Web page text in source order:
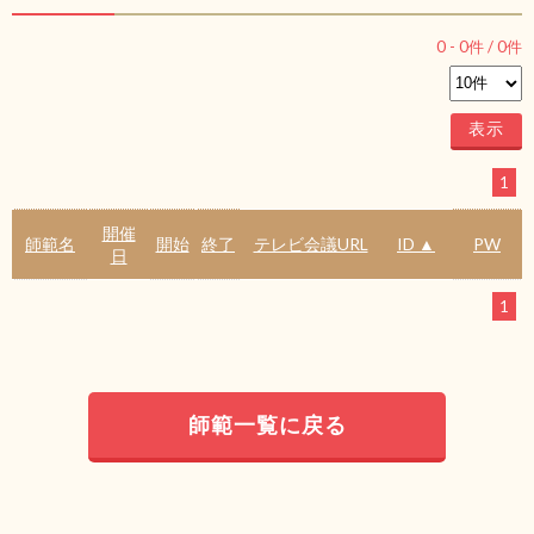
0 - 0件 /0件
1
師範名
開催
日
開始 終了 テレビ会議URL ID ▲ PW
1
師範一覧に戻る